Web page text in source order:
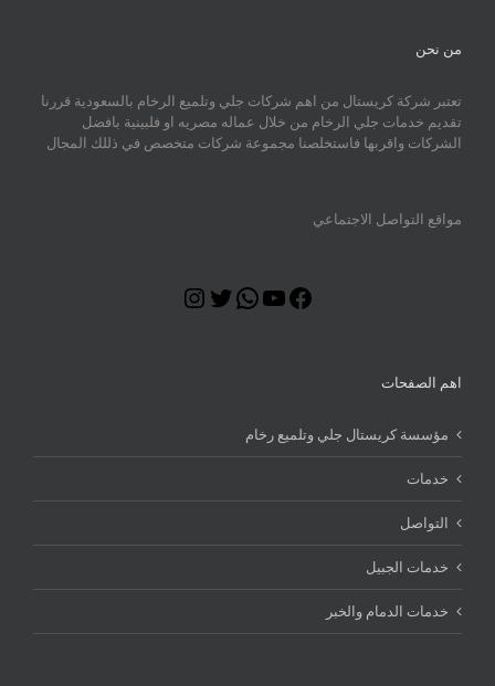
من نحن
تعتبر شركة كريستال من اهم شركات جلي وتلميع الرخام بالسعودية قررنا
تقديم خدمات جلي الرخام من خلال عماله مصريه او فلبينية بافضل
الشركات واقربها فاستخلصنا مجموعة شركات متخصص في ذللك المجال
مواقع التواصل الاجتماعي
Facebook
YouTube
WhatsApp
Twitter
اهم الصفحات
مؤسسة كريستال جلي وتلميع رخام
خدمات
التواصل
خدمات الجبيل
خدمات الدمام والخبر